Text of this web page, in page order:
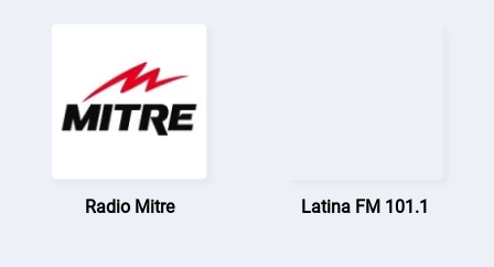
Radio Mitre Latina FM 101.1